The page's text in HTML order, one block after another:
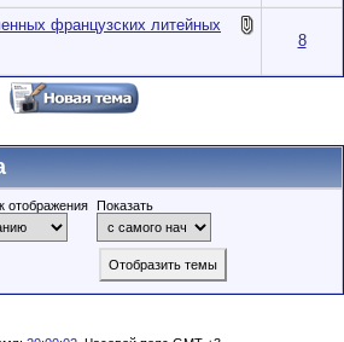
французских литейных
8
отображения Показать